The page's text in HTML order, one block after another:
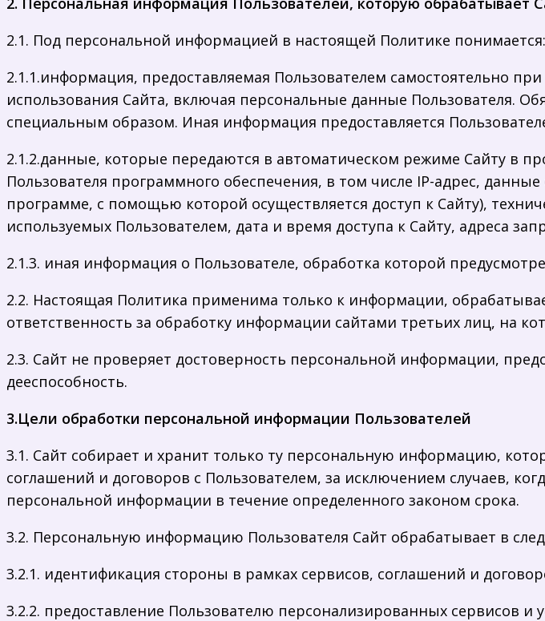
2.1. Под персональной информацией в настоящей Политике понимается:
2.1.1.информация, предоставляемая Пользователем самостоятельно
использования Сайта, включая персональные данные Пользователя.
специальным образом. Иная информация предоставляется
2.1.2.данные, которые передаются в автоматическом режиме Сайту в
Пользователя программного обеспечения, в том числе IP-адрес,
программе, с помощью которой осуществляется доступ к Сайту),
используемых Пользователем, дата и время доступа к Сайту, адреса
2.1.3. иная информация о Пользователе, обработка которой
2.2. Настоящая Политика применима только к информации,
ответственность за обработку информации сайтами третьих лиц, на
2.3. Сайт не проверяет достоверность персональной информации,
дееспособность.
3.Цели обработки персональной информации Пользователей
3.1. Сайт собирает и хранит только ту персональную информацию,
соглашений и договоров с Пользователем, за исключением случаев,
персональной информации в течение определенного законом срока.
3.2. Персональную информацию Пользователя Сайт обрабатывает в
3.2.1. идентификация стороны в рамках сервисов, соглашений и
3.2.2. предоставление Пользователю персонализированных сервисов и